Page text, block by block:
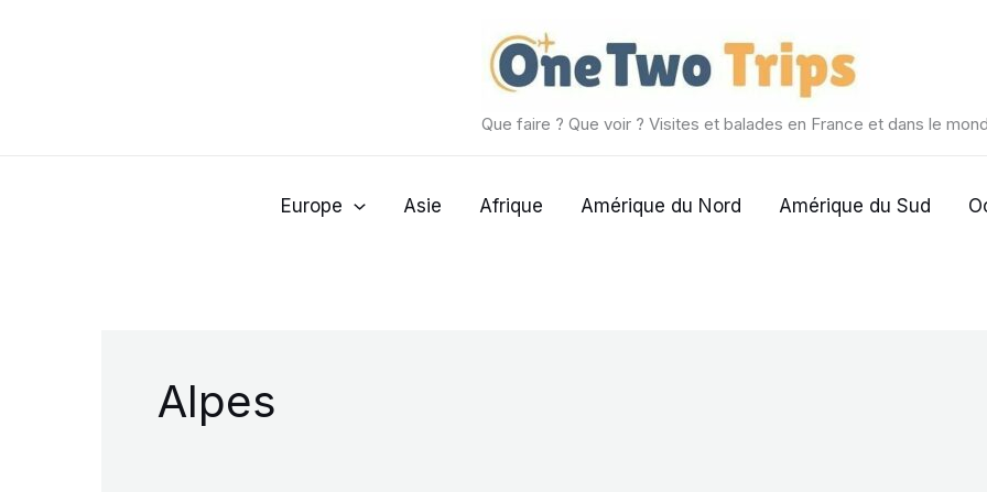
Que faire ? Que voir ? Visites et balades en France et dans le
Europe Asie Afrique Amérique du Nord Amérique du Sud
Alpes